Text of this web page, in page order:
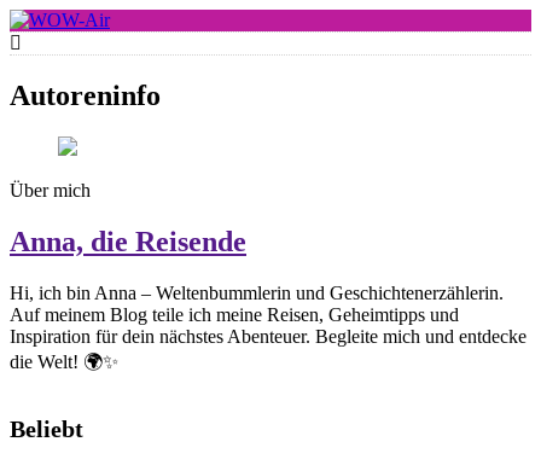
Skip
to
content
WOW-Air
Autoreninfo
Über mich
Anna, die Reisende
Hi, ich bin Anna – Weltenbummlerin und Geschichtenerzählerin.
Auf meinem Blog teile ich meine Reisen, Geheimtipps und
Inspiration für dein nächstes Abenteuer. Begleite mich und entdecke
die Welt! 🌍✨
Beliebt